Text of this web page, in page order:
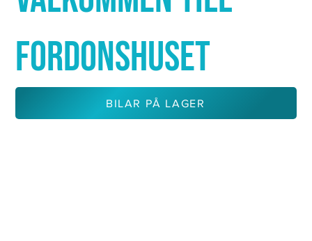
FORDONSHUSET
BILAR PÅ LAGER